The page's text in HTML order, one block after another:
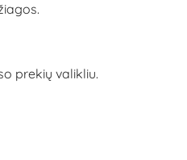
prekių valikliu.